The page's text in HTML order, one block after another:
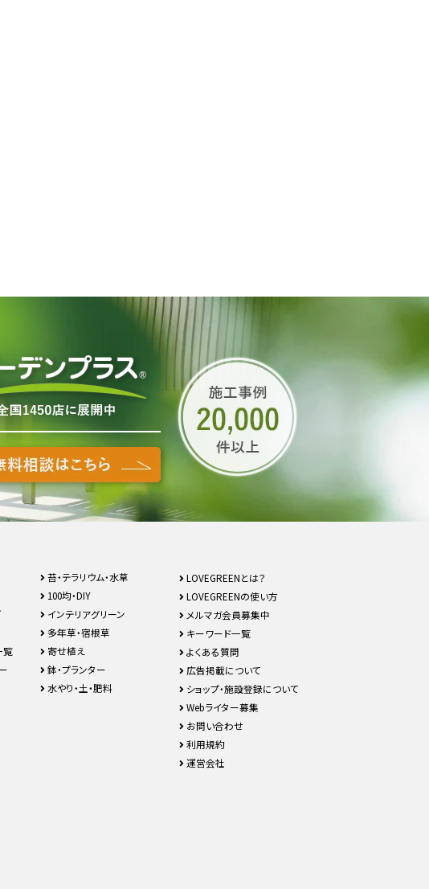
苔・テラリウム・水草
100均・DIY
インテリアグリーン
多年草・宿根草
覧
寄せ植え
鉢・プランター
水やり・土・肥料
LOVEGREENとは？
LOVEGREENの使い方
メルマガ会員募集中
キーワード一覧
よくある質問
広告掲載について
ショップ・施設登録について
Webライター募集
お問い合わせ
利用規約
運営会社